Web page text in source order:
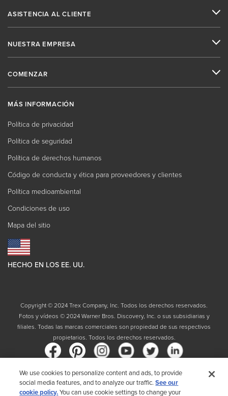
ASISTENCIA AL CLIENTE
NUESTRA EMPRESA
COMENZAR
MÁS INFORMACIÓN
Política de privacidad
Política de seguridad
Política de derechos humanos
Código de conducta y ética para proveedores y clientes
Política medioambiental
Condiciones de uso
Mapa del sitio
HECHO EN LOS EE. UU.
Copyright © 2024 Trex Company, Inc. Todos los derechos reservados.
Fotos y vídeos © 2024 Warner Bros. Discovery, Inc. o sus subsidiarias y
filiales. Todas las marcas comerciales son propiedad de sus respectivos
propietarios. Todos los derechos reservados.
País
We use cookies to personalize content and ads, to provide
social media features, and to analyze our traffic.See our
cookie policy.You can use cookie settings to change your